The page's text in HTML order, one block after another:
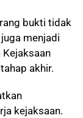
bukti tidak
menjadi
akhir.
kejaksaan.